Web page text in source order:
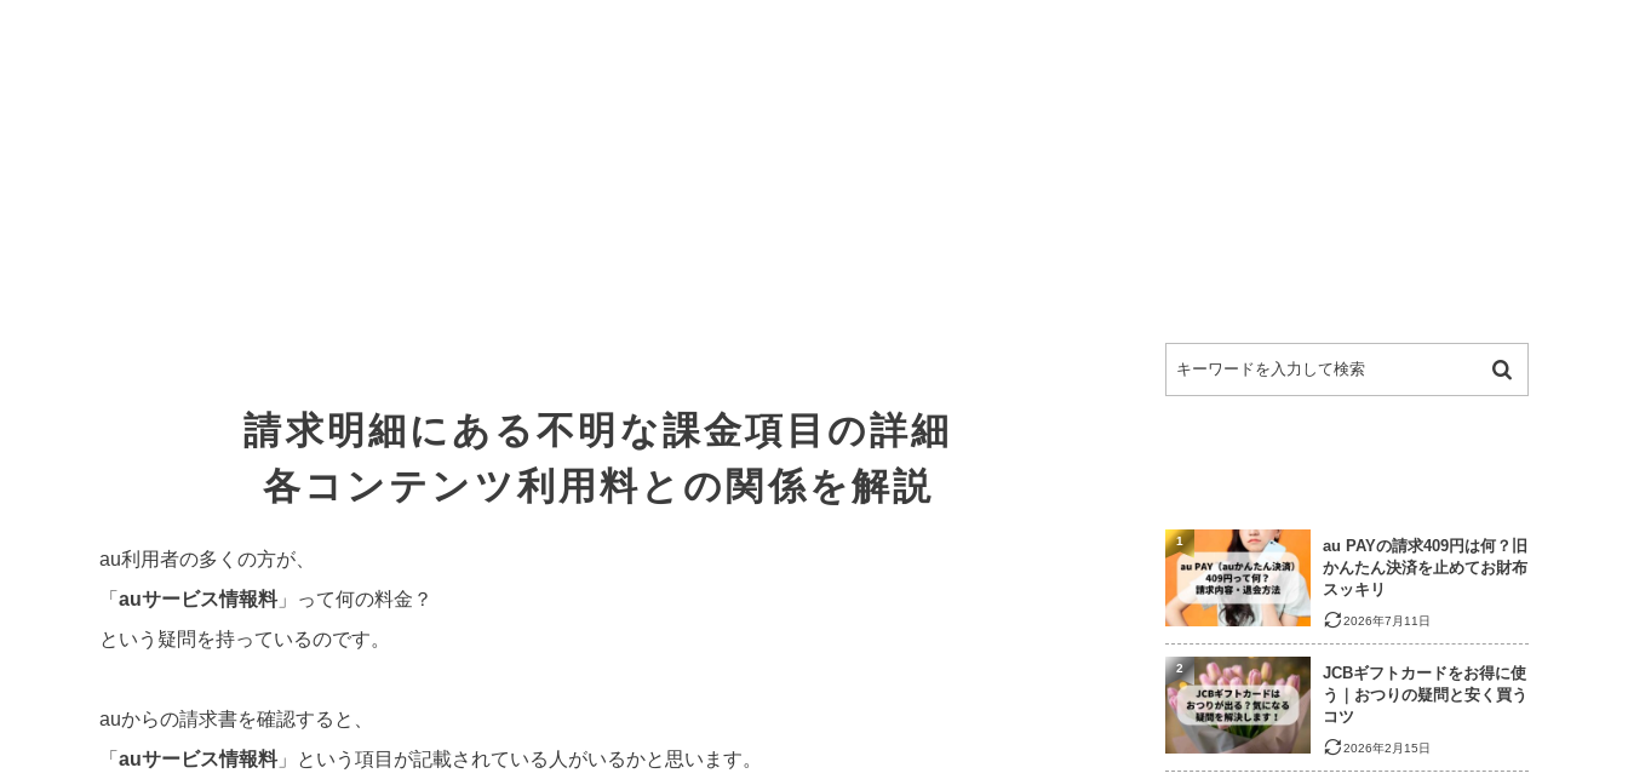
請求明細にある不明な課金項目の詳細
各コンテンツ利用料との関係を解説
au利用者の多くの方が、
「 auサービス情報料 」って何の料金？
という疑問を持っているのです。
auからの請求書を確認すると、
「 auサービス情報料 」という項目が記載されている人がいるかと思います。
au PAYの請求409円は何？旧
かんたん決済を止めてお財布
スッキリ
2026年7月11日
1
JCBギフトカードをお得に使
う｜おつりの疑問と安く買う
コツ
2026年2月15日
2